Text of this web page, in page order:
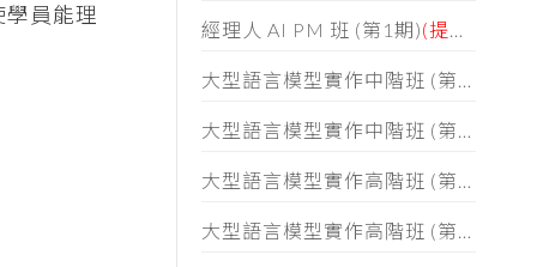
員能理
經理人 AI PM 班 (第1期)(提前額滿)
大型語言模型實作中階班 (第二期)招生簡章
大型語言模型實作中階班 (第一期)招生簡章
大型語言模型實作高階班 (第六期) 招生簡章
大型語言模型實作高階班 (第五期) 招生簡章